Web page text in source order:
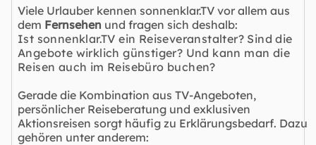
Viele Urlauber kennen sonnenklar.TV vor allem aus
dem Fernsehen und fragen sich deshalb:
Ist sonnenklar.TV ein Reiseveranstalter? Sind die
Angebote wirklich günstiger? Und kann man die
Reisen auch im Reisebüro buchen?
Gerade die Kombination aus TV-Angeboten,
persönlicher Reiseberatung und exklusiven
Aktionsreisen sorgt häufig zu Erklärungsbedarf. Dazu
gehören unter anderem: